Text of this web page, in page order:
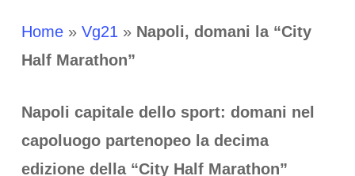
Home» Vg21 » Napoli, domani la “City
Half Marathon”
Napoli capitale dello sport: domani nel
capoluogo partenopeo la decima
edizione della “City Half Marathon”